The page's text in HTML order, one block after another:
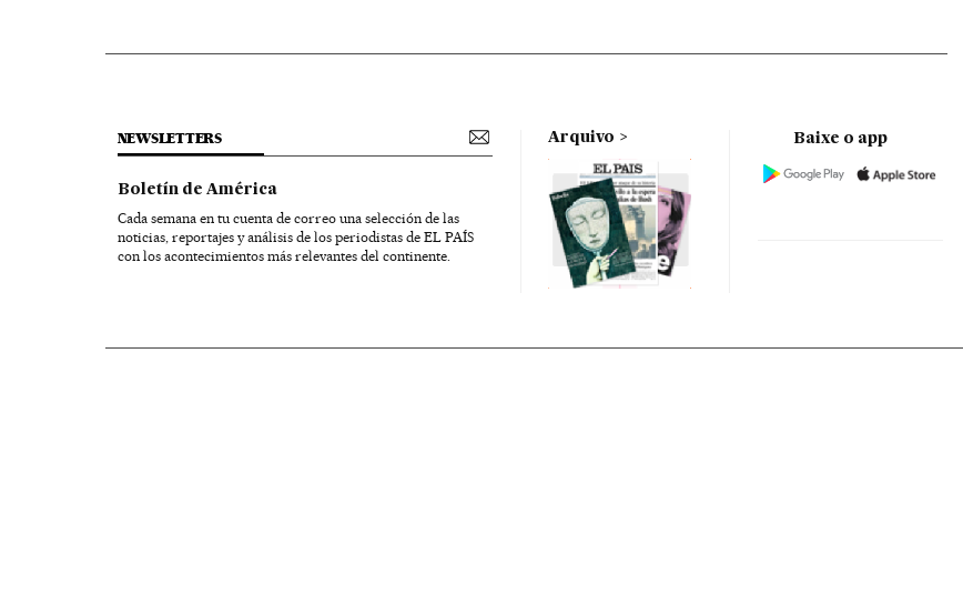
NEWSLETTERS
Boletín de América
Cada semana en tu cuenta de correo una selección de las
noticias, reportajes y análisis de los periodistas de EL PAÍS
con los acontecimientos más relevantes del continente.
Arquivo Baixe o app